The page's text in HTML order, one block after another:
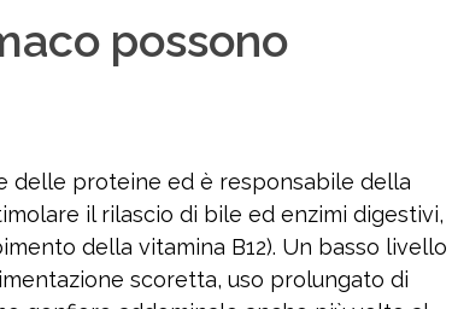
possono
delle proteine ed è responsabile della
il rilascio di bile ed enzimi digestivi,
della vitamina B12). Un basso livello
scoretta, uso prolungato di